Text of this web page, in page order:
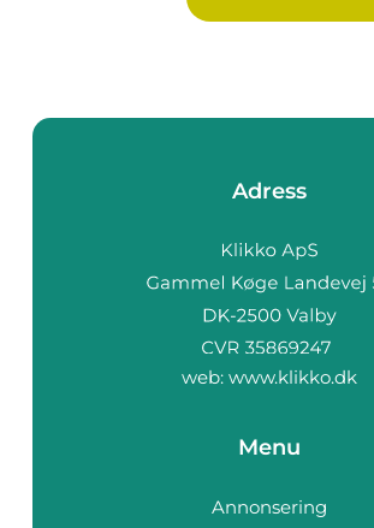
Adress
web: www.klikko.dk
Menu
Annonsering